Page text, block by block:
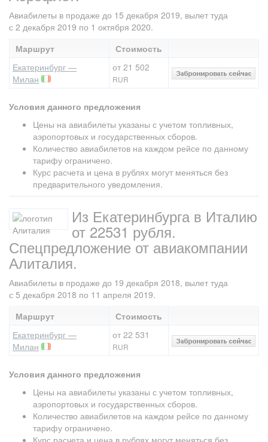
Авиабилеты в продаже до 15 декабря 2019, вылет туда
с 2 декабря 2019 по 1 октября 2020.
Маршрут
Стоимость
Екатеринбург —
Милан
от 21 502
RUR
Условия данного предложения
Цены на авиабилеты указаны с учетом топливных,
аэропортовых и государственных сборов.
Количество авиабилетов на каждом рейсе по данному
тарифу ограничено.
Курс расчета и цена в рублях могут меняться без
предварительного уведомления.
Из Екатеринбурга в Италию
от 22531 рубля.
Спецпредложение от авиакомпании
Алиталия.
Авиабилеты в продаже до 19 декабря 2018, вылет туда
с 5 декабря 2018 по 11 апреля 2019.
Маршрут
Стоимость
Екатеринбург —
Милан
от 22 531
RUR
Условия данного предложения
Цены на авиабилеты указаны с учетом топливных,
аэропортовых и государственных сборов.
Количество авиабилетов на каждом рейсе по данному
тарифу ограничено.
Курс расчета и цена в рублях могут меняться без